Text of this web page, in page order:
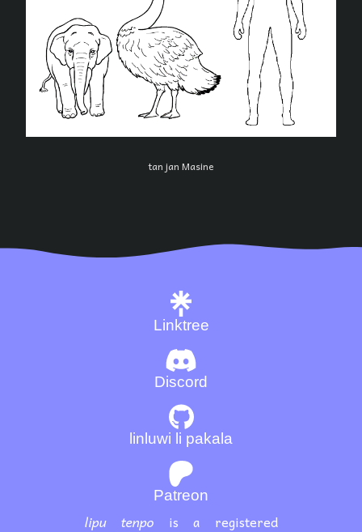
tan jan Masine
Discord
Linktree
Patreon
linluwi li pakala
lipu tenpo is a registered